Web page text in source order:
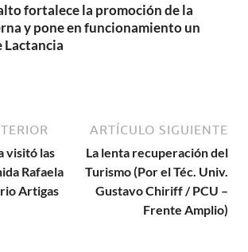
fortalece la promoción de la
y pone en funcionamiento un
Lactancia
visitó las
Rafaela
Artigas
ARTÍCULO SIGUIENTE
La lenta recuperación del
Turismo (Por el Téc. Univ.
Gustavo Chiriff / PCU –
Frente Amplio)